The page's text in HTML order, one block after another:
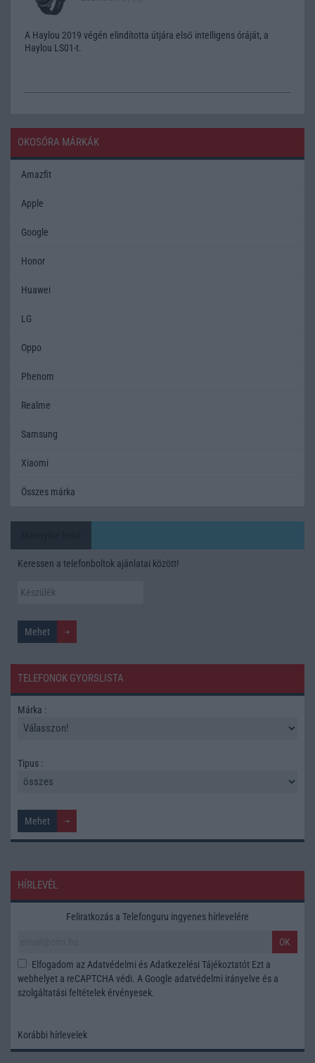
A Haylou 2019 végén elindította útjára első intelligens óráját, a
Haylou LS01-t.
OKOSÓRA MÁRKÁK
Amazfit
Apple
Google
Honor
Huawei
LG
Oppo
Phenom
Realme
Samsung
Xiaomi
Összes márka
Keressen a telefonboltok ajánlatai között!
TELEFONOK GYORSLISTA
Márka :
Tipus :
HÍRLEVÉL
Feliratkozás a Telefonguru ingyenes hírlevelére
OK
Elfogadom az Adatvédelmi és Adatkezelési Tájékoztatót Ezt a
webhelyet a reCAPTCHA védi. A Google adatvédelmi irányelve és a
szolgáltatási feltételek érvényesek.
Korábbi hírlevelek